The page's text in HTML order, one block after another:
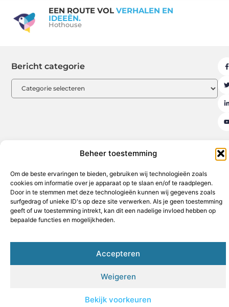
Beheer toestemming
Om de beste ervaringen te bieden, gebruiken wij technologieën zoals
cookies om informatie over je apparaat op te slaan en/of te raadplegen.
Door in te stemmen met deze technologieën kunnen wij gegevens zoals
surfgedrag of unieke ID's op deze site verwerken. Als je geen toestemming
geeft of uw toestemming intrekt, kan dit een nadelige invloed hebben op
bepaalde functies en mogelijkheden.
Accepteren
Weigeren
Bekijk voorkeuren
EEN ROUTE VOL VERHALEN EN
IDEEËN.
Hothouse
Bericht categorie
Ons team Over ons Partners Website index Uit De Media
Goede backlinks kopen: de sleutel tot een sterke online autoriteit
Geld verdienen op internet: jouw weg naar financiële vrijheid
All Rights Reserved © 2025
www.hothouse.be